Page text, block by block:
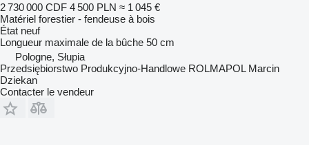
2 730 000 CDF 4 500 PLN ≈ 1 045 €
Matériel forestier - fendeuse à bois
État neuf
Longueur maximale de la bûche 50 cm
Pologne, Słupia
Przedsiębiorstwo Produkcyjno-Handlowe ROLMAPOL Marcin
Dziekan
Contacter le vendeur